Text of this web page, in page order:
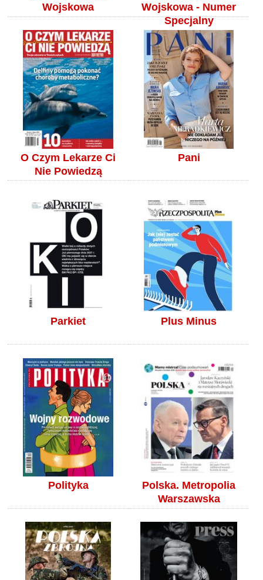
Wojskowa
Wojskowa - Numer
Specjalny
O Czym Lekarze Ci
Nie Powiedzą
Pani
Parkiet Plus Minus
Polityka
Polska. Metropolia
Warszawska